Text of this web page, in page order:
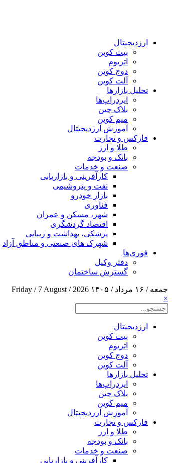
ارزدیجیتال
بیت کوین
اتریوم
دوج کوین
آلت کوین
تحلیل بازارها
ایردراپ‌ها
بلاک چین
میم کوین‌
آموزش ارزدیجیتال
فارکس و تجارت
طلا و ارز
بانک و بودجه
صنعت و خدمات
کارآفرینی و بازاریابی
نفت و پتروشیمی
بازار خودرو
فناوری
شهر، مسکن و عمران
اقتصاد گردشگری
پزشکی، بهداشت و زیبایی
شهرک های صنعتی و مناطق آزاد
فوری‌ها
دفتر وکیل
گسترش ساختمان
جمعه / ۱۶ مرداد / ۱۴۰۵
Friday / 7 August / 2026
×
ارزدیجیتال
بیت کوین
اتریوم
دوج کوین
آلت کوین
تحلیل بازارها
ایردراپ‌ها
بلاک چین
میم کوین‌
آموزش ارزدیجیتال
فارکس و تجارت
طلا و ارز
بانک و بودجه
صنعت و خدمات
کارآفرینی و بازاریابی